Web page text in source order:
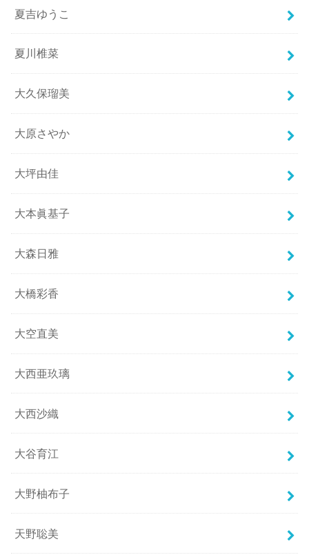
夏吉ゆうこ
夏川椎菜
大久保瑠美
大原さやか
大坪由佳
大本眞基子
大森日雅
大橋彩香
大空直美
大西亜玖璃
大西沙織
大谷育江
大野柚布子
天野聡美